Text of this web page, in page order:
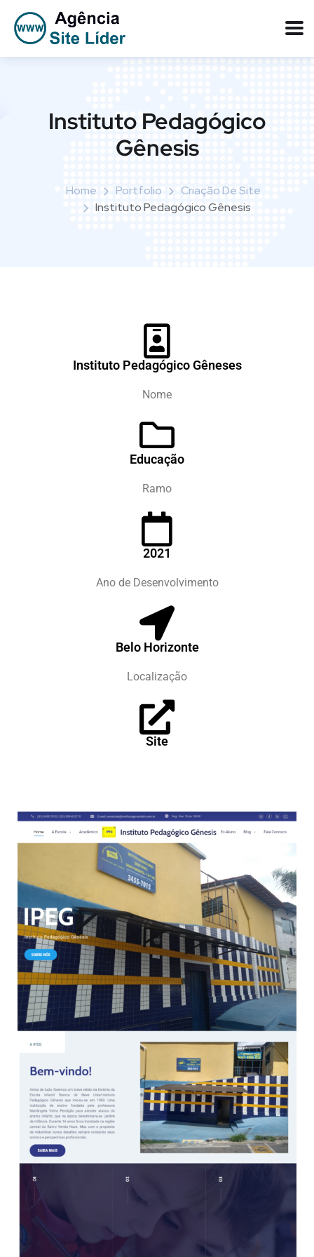
Instituto Pedagógico
Gênesis
Home Portfolio
Criação De Site
Instituto Pedagógico Gênesis
Instituto Pedagógico Gêneses
Nome
Educação
Ramo
2021
Ano de Desenvolvimento
Belo Horizonte
Localização
Site